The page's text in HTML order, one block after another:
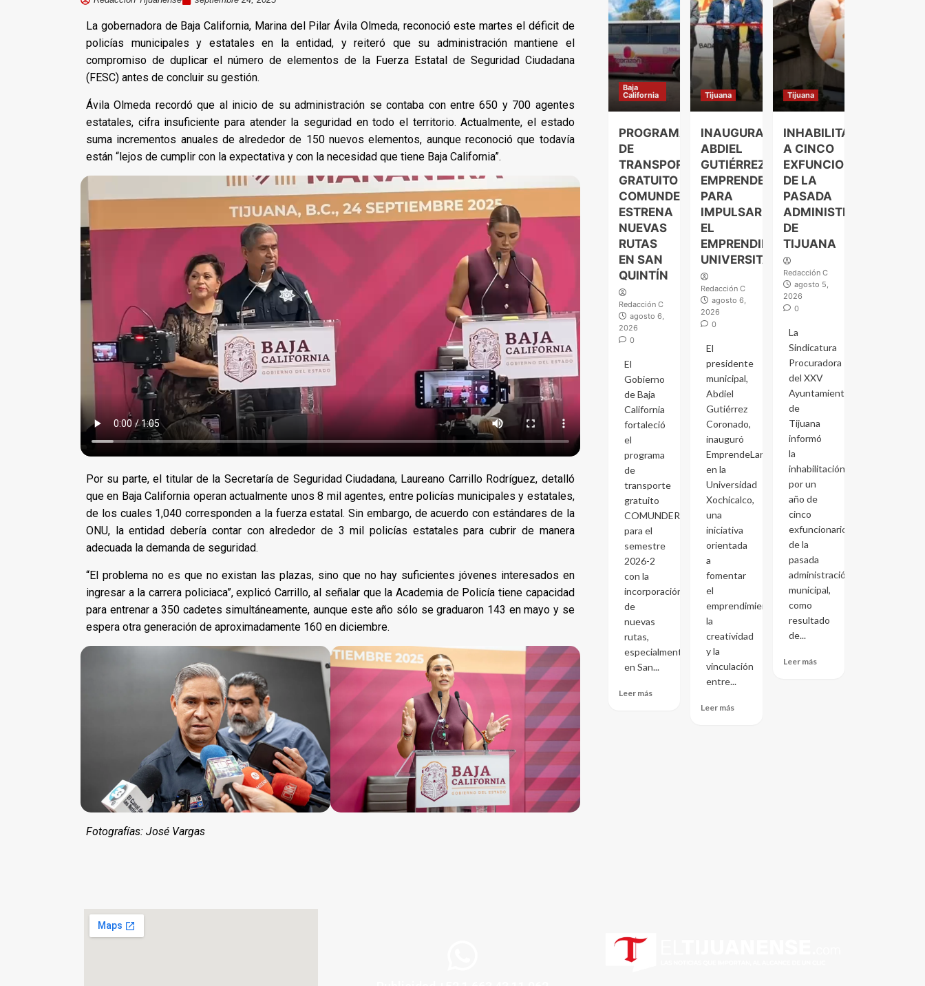
La gobernadora de Baja California, Marina del Pilar Ávila Olmeda, reconoció este martes el déficit de
policías municipales y estatales en la entidad, y reiteró que su administración mantiene el
compromiso de duplicar el número de elementos de la Fuerza Estatal de Seguridad Ciudadana
(FESC) antes de concluir su gestión.
Ávila Olmeda recordó que al inicio de su administración se contaba con entre 650 y 700 agentes
estatales, cifra insuficiente para atender la seguridad en todo el territorio. Actualmente, el estado
suma incrementos anuales de alrededor de 150 nuevos elementos, aunque reconoció que todavía
están “lejos de cumplir con la expectativa y con la necesidad que tiene Baja California”.
Por su parte, el titular de la Secretaría de Seguridad Ciudadana, Laureano Carrillo Rodríguez, detalló
que en Baja California operan actualmente unos 8 mil agentes, entre policías municipales y estatales,
de los cuales 1,040 corresponden a la fuerza estatal. Sin embargo, de acuerdo con estándares de la
ONU, la entidad debería contar con alrededor de 3 mil policías estatales para cubrir de manera
adecuada la demanda de seguridad.
“El problema no es que no existan las plazas, sino que no hay suficientes jóvenes interesados en
ingresar a la carrera policiaca”, explicó Carrillo, al señalar que la Academia de Policía tiene capacidad
para entrenar a 350 cadetes simultáneamente, aunque este año sólo se graduaron 143 en mayo y se
espera otra generación de aproximadamente 160 en diciembre.
Fotografías: José Vargas
Baja
California
PROGRAMA
DE
TRANSPORTE
GRATUITO
COMUNDER
ESTRENA
NUEVAS
RUTAS
EN SAN
QUINTÍN
Redacción C
agosto 6,
2026
0
El
Gobierno
de Baja
California
fortaleció
el
programa
de
transporte
gratuito
COMUNDER
para el
semestre
2026-2
con la
incorporación
de
nuevas
rutas,
especialmente
en San...
Leer más
Tijuana
INAUGURA
ABDIEL
GUTIÉRREZ
EMPRENDELAND
PARA
IMPULSAR
EL
EMPRENDIMIENTO
UNIVERSITARIO
Redacción C
agosto 6,
2026
0
El
presidente
municipal,
Abdiel
Gutiérrez
Coronado,
inauguró
EmprendeLand
en la
Universidad
Xochicalco,
una
iniciativa
orientada
a
fomentar
el
emprendimiento,
la
creatividad
y la
vinculación
entre...
Leer más
Tijuana
INHABILITAN
A CINCO
EXFUNCIONARIOS
DE LA
PASADA
ADMINISTRACIÓN
DE
TIJUANA
Redacción C
agosto 5,
2026
0
La
Sindicatura
Procuradora
del XXV
Ayuntamiento
de
Tijuana
informó
la
inhabilitación
por un
año de
cinco
exfuncionarios
de la
pasada
administración
municipal,
como
resultado
de...
Leer más